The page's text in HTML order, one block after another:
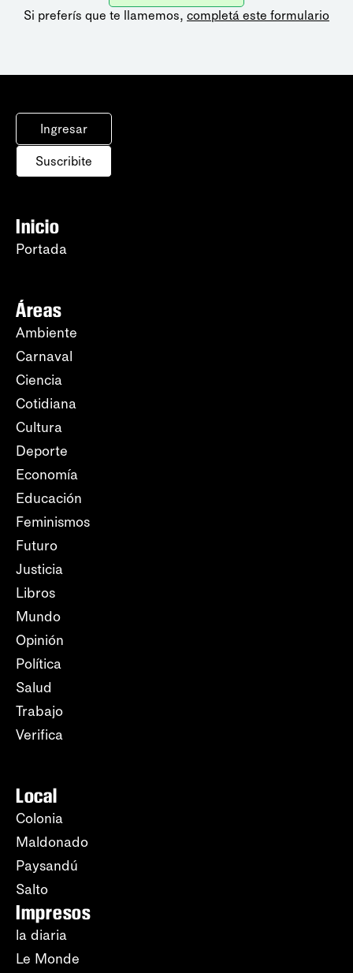
Si preferís que te llamemos, completá este formulario
Ingresar
Suscribite
Inicio
Portada
Áreas
Ambiente
Carnaval
Ciencia
Cotidiana
Cultura
Deporte
Economía
Educación
Feminismos
Futuro
Justicia
Libros
Mundo
Opinión
Política
Salud
Trabajo
Verifica
Local
Colonia
Maldonado
Paysandú
Salto
Impresos
la diaria
Le Monde